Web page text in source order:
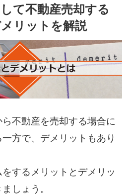
て不動産売却する
リットを解説
不動産を売却する場合に
方で、デメリットもあり
するメリットとデメリッ
しょう。